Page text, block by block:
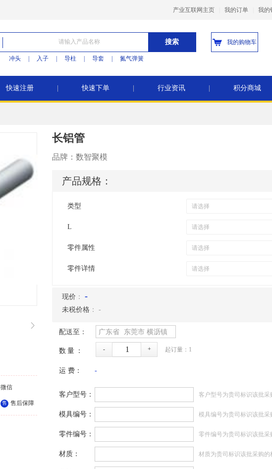
产业互联网主页 我的订单 我的
搜索
冲头 入子 导柱 导套 氮气弹簧
我的购物车
快速注册 快速下单 行业资讯 积分商城
微信
售 售后保障
长铝管
品牌： 数智聚模
产品规格：
类型
L
零件属性
零件详情
现价 ： -
未税价格 ： -
配送至： 广东省 东莞市 横沥镇
数量： - + 起订量： 1
运 费： -
客户型号： 客户型号为贵司标识该批采
模具编号： 模具编号为贵司标识该批采
零件编号： 零件编号为贵司标识该批采
材质： 材质为贵司标识该批采购的